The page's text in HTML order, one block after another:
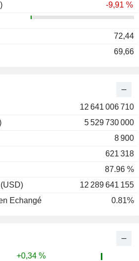
+0,34 %
12 641 006 710
5 529 730 000
8 900
621 318
87.96 %
12 289 641 155
Echangé
0.81%
-9,91 %
72,44
69,66
%
+75,04 %
%
+1,38 %
+107,14 %
-7,41 %